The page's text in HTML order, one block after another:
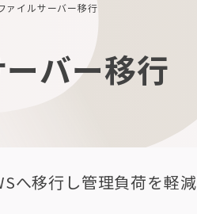
ァイルサーバー移行
バー移行
へ移行し管理負荷を軽減